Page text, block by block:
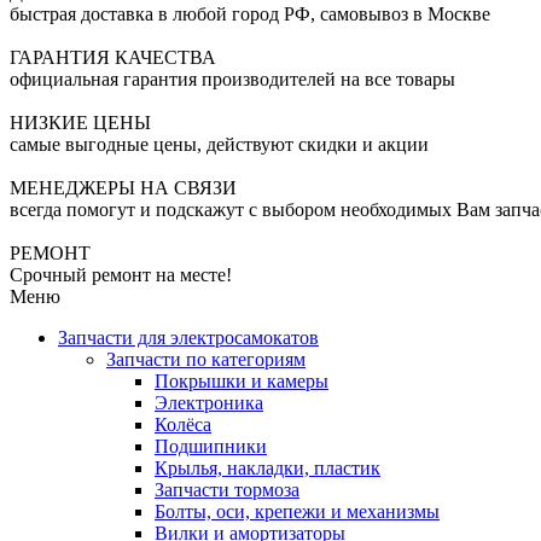
быстрая доставка в любой город РФ, самовывоз в Москве
ГАРАНТИЯ КАЧЕСТВА
официальная гарантия производителей на все товары
НИЗКИЕ ЦЕНЫ
самые выгодные цены, действуют скидки и акции
МЕНЕДЖЕРЫ НА СВЯЗИ
всегда помогут и подскажут с выбором необходимых Вам
РЕМОНТ
Срочный ремонт на месте!
Меню
Запчасти для электросамокатов
Запчасти по категориям
Покрышки и камеры
Электроника
Колёса
Подшипники
Крылья, накладки, пластик
Запчасти тормоза
Болты, оси, крепежи и механизмы
Вилки и амортизаторы